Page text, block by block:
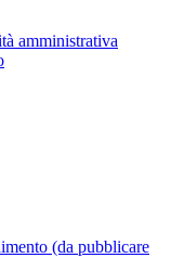
amministrativa
(da pubblicare